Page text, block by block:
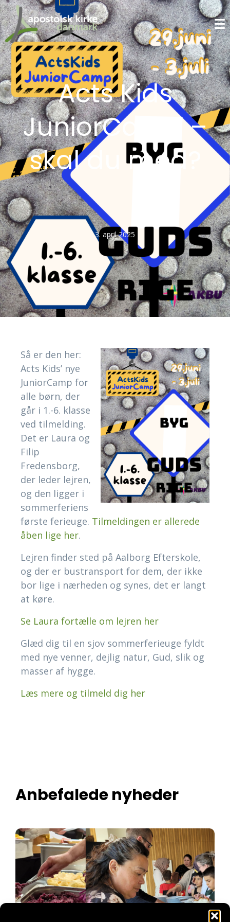
Acts Kids
JuniorCamp –
skal du med?
3. april 2025
Så er den her:
Acts Kids’ nye
JuniorCamp for
alle børn, der
går i 1.-6. klasse
ved tilmelding.
Det er Laura og
Filip
Fredensborg,
der leder lejren,
og den ligger i
sommerferiens
første ferieuge. Tilmeldingen er allerede
åben lige her.
Lejren finder sted på Aalborg Efterskole,
og der er bustransport for dem, der ikke
bor lige i nærheden og synes, det er langt
at køre.
Se Laura fortælle om lejren her
Glæd dig til en sjov sommerferieuge fyldt
med nye venner, dejlig natur, Gud, slik og
masser af hygge.
Læs mere og tilmeld dig her
Anbefalede nyheder